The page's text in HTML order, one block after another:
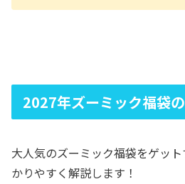
2027年ズーミック福袋
大人気のズーミック福袋をゲッ
かりやすく解説します！